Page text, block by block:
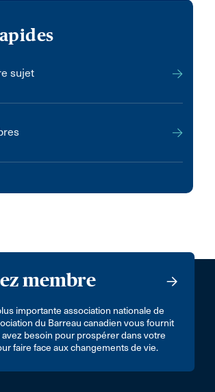
sujet
membre
importante association nationale de
du Barreau canadien vous fournit
besoin pour prospérer dans votre
faire face aux changements de vie.